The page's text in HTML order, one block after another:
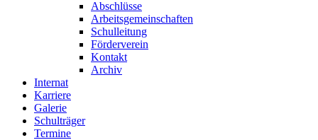
Abschlüsse
Arbeitsgemeinschaften
Schulleitung
Förderverein
Kontakt
Archiv
Internat
Karriere
Galerie
Schulträger
Termine